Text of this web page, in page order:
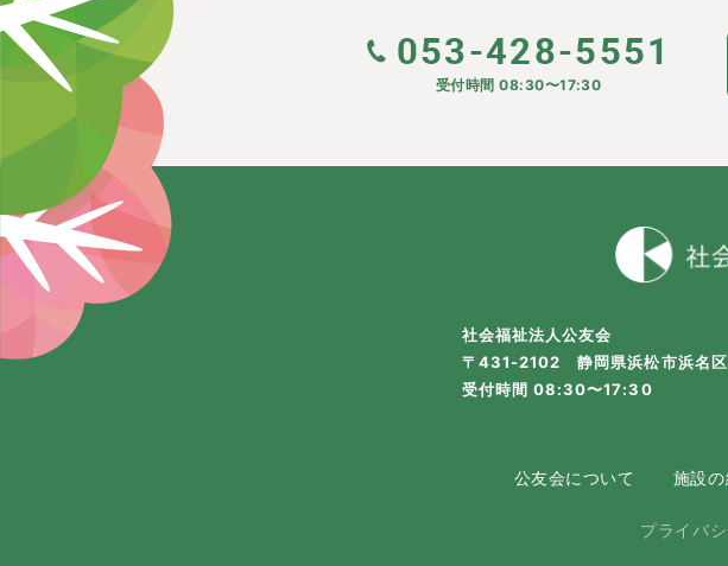
053-428-5551
受付時間 08:30〜17:30
社会福祉法人公友会
〒431-2102 静岡県浜松市浜名
受付時間 08:30〜17:30
公友会について 施設の
プライバ